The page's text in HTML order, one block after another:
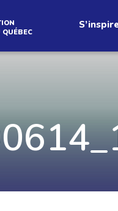
Ici au Québec.
QUÉBEC